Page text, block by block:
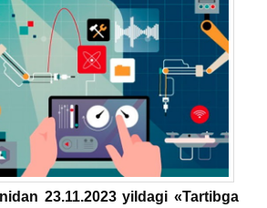
23.11.2023 yildagi «Tartibga